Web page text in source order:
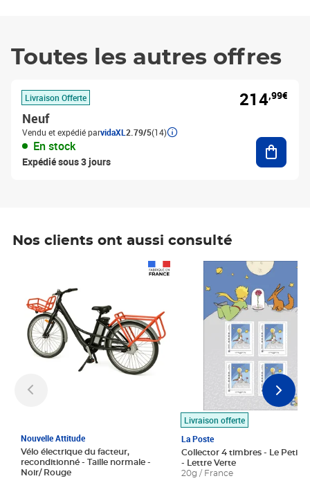
Toutes les autres offres
Livraison Offerte
Neuf
Vendu et expédié parvidaXL 2.79/5(14)
En stock
Expédié sous 3 jours
214,99€
Nos clients ont aussi consulté
Nouvelle Attitude
Vélo électrique du facteur,
reconditionné - Taille normale -
Noir/ Rouge
Livraison offerte
La Poste
Collector 4 timbres - Le Petit
- Lettre Verte
20g / France
Prix 7,50€